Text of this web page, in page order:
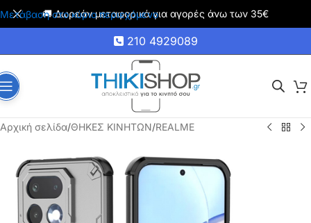
Μετάβαση στο κύριο περιεχόμενο
🚚 Δωρεάν μεταφορικά για αγορές άνω των 35€
210 4929089
Αρχική σελίδα/ΘΗΚΕΣ ΚΙΝΗΤΩΝ/REALME